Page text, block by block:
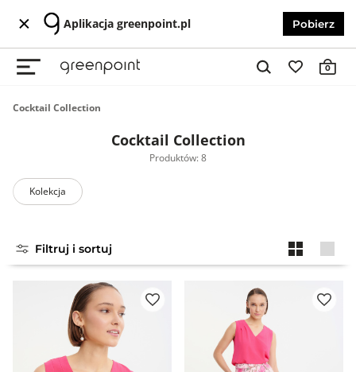
Aplikacja greenpoint.pl Pobierz
0
Cocktail Collection
Cocktail Collection
Produktów: 8
Kolekcja
Filtruj i sortuj